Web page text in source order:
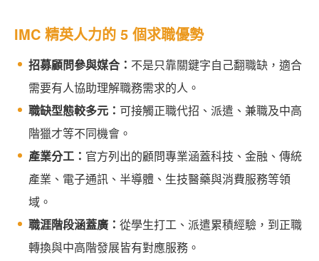
IMC 精英人力的 5 個求職優勢
招募顧問參與媒合： 不是只靠關鍵字自己翻職缺，適合
需要有人協助理解職務需求的人。
職缺型態較多元： 可接觸正職代招、派遣、兼職及中高
階獵才等不同機會。
產業分工： 官方列出的顧問專業涵蓋科技、金融、傳統
產業、電子通訊、半導體、生技醫藥與消費服務等領
域。
職涯階段涵蓋廣： 從學生打工、派遣累積經驗，到正職
轉換與中高階發展皆有對應服務。